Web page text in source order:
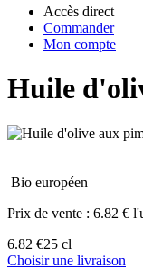
Accès direct
Commander
Mon compte
Huile
Bio européen
Prix de vente : 6.82 €
6.82 €25 cl
Choisir une livraison